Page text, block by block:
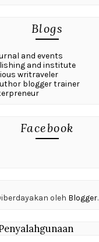
Blogs
and events
and institute
writraveler
blogger trainer
Facebook
oleh Blogger.